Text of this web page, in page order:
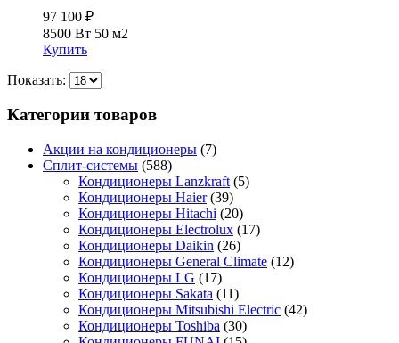
97 100 ₽
8500 Вт 50 м2
Купить
Показать:
Категории товаров
Акции на кондиционеры (7)
Сплит-системы (588)
Кондиционеры Lanzkraft (5)
Кондиционеры Haier (39)
Кондиционеры Hitachi (20)
Кондиционеры Electrolux (17)
Кондиционеры Daikin (26)
Кондиционеры General Climate (12)
Кондиционеры LG (17)
Кондиционеры Sakata (11)
Кондиционеры Mitsubishi Electric (42)
Кондиционеры Toshiba (30)